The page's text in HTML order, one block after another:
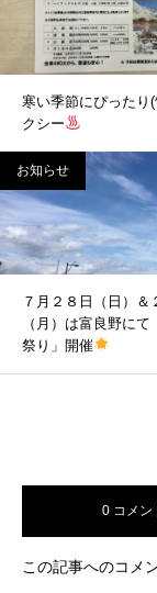
寒い季節にぴったり
クシー
お知らせ
７月２８日（日）＆
（月）は富良野にて
祭り」開催
0 コメン
この記事へのコメ